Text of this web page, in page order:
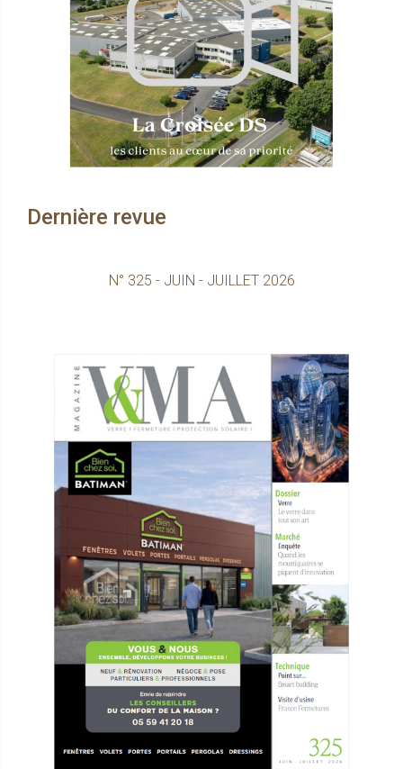
Quelle protection solaire pour
l'habitat?
Protection solaire : design et fonctionnalité,
deux clés pour élargir le marché
Aménager l’espace extérieur afin d’y vivre
en toute saison, la tendance illustre la place
toujours plus grande et ouverte des
extensions d’habitat
Sepalumic : le meilleur de l’aluminium
Créée en 1967, Sepalumic est
une entreprise
française qui conçoit, produit et distribue des
de menuiseries aluminium sur-
mesure, performantes et durables.
Dernière revue
N° 325 - JUIN - JUILLET 2026